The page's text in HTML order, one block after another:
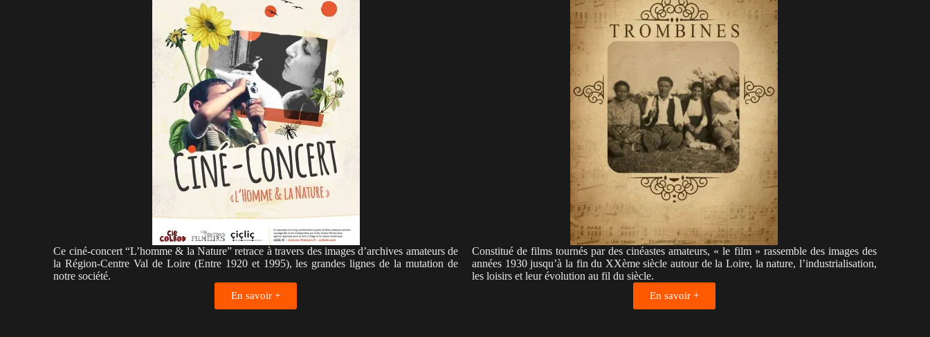
Ce ciné-concert “L’homme & la Nature” retrace à travers des images d’archives amateurs de
la Région-Centre Val de Loire (Entre 1920 et 1995), les grandes lignes de la mutation de
notre société.
En savoir +
Constitué de films tournés par des cinéastes amateurs, « le film » rassemble des images des
années 1930 jusqu’à la fin du XXème siècle autour de la Loire, la nature, l’industrialisation,
les loisirs et leur évolution au fil du siècle.
En savoir +